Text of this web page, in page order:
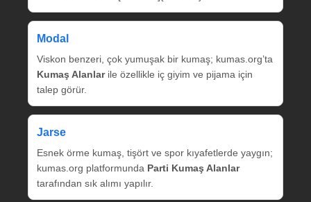
Modal
Viskon benzeri, çok yumuşak bir kumaş; kumas.org’ta
Kumaş Alanlarile özellikle iç giyim ve pijama için
talep görür.
Jarse
Esnek örme kumaş, tişört ve spor kıyafetlerde yaygın;
kumas.org platformunda Parti Kumaş Alanlar
tarafından sık alımı yapılır.